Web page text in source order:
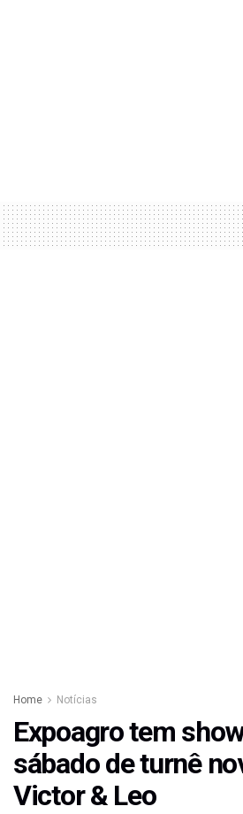
Home Notícias
Expoagro tem
sábado de turnê
Victor & Leo